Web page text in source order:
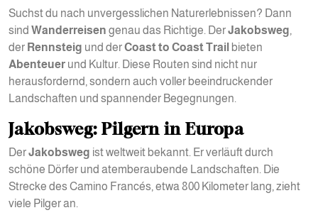
Suchst du nach unvergesslichen Naturerlebnissen? Dann
sind Wanderreisen genau das Richtige. DerJakobsweg,
der Rennsteig und derCoast to Coast Trail bieten
Abenteuer und Kultur. Diese Routen sind nicht nur
herausfordernd, sondern auch voller beeindruckender
Landschaften und spannender Begegnungen.
Jakobsweg: Pilgern in Europa
DerJakobsweg ist weltweit bekannt. Er verläuft durch
schöne Dörfer und atemberaubende Landschaften. Die
Strecke des Camino Francés, etwa 800 Kilometer lang, zieht
viele Pilger an.